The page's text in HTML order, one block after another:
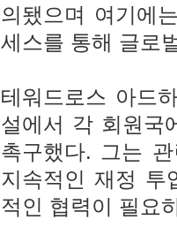
의됐으며 여기에
세스를 통해 글로
테워드로스 아드
설에서 각 회원국
촉구했다. 그는
지속적인 재정 투
적인 협력이 필요